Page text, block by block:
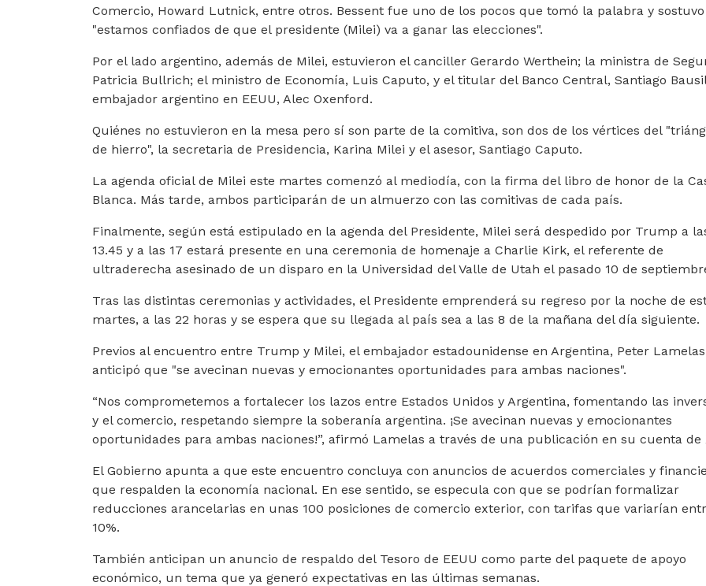
Comercio, Howard Lutnick, entre otros. Bessent fue uno de los pocos que tomó la palabra y
"estamos confiados de que el presidente (Milei) va a ganar las elecciones".
Por el lado argentino, además de Milei, estuvieron el canciller Gerardo Werthein; la ministra de
Patricia Bullrich; el ministro de Economía, Luis Caputo, y el titular del Banco Central, Santiago
embajador argentino en EEUU, Alec Oxenford.
Quiénes no estuvieron en la mesa pero sí son parte de la comitiva, son dos de los vértices del
de hierro", la secretaria de Presidencia, Karina Milei y el asesor, Santiago Caputo.
La agenda oficial de Milei este martes comenzó al mediodía, con la firma del libro de honor de la
Blanca. Más tarde, ambos participarán de un almuerzo con las comitivas de cada país.
Finalmente, según está estipulado en la agenda del Presidente, Milei será despedido por Trump a
13.45 y a las 17 estará presente en una ceremonia de homenaje a Charlie Kirk, el referente de
ultraderecha asesinado de un disparo en la Universidad del Valle de Utah el pasado 10 de
Tras las distintas ceremonias y actividades, el Presidente emprenderá su regreso por la noche de
martes, a las 22 horas y se espera que su llegada al país sea a las 8 de la mañana del día siguiente.
Previos al encuentro entre Trump y Milei, el embajador estadounidense en Argentina, Peter
anticipó que "se avecinan nuevas y emocionantes oportunidades para ambas naciones".
“Nos comprometemos a fortalecer los lazos entre Estados Unidos y Argentina, fomentando las
y el comercio, respetando siempre la soberanía argentina. ¡Se avecinan nuevas y emocionantes
oportunidades para ambas naciones!”, afirmó Lamelas a través de una publicación en su cuenta de
El Gobierno apunta a que este encuentro concluya con anuncios de acuerdos comerciales y
que respalden la economía nacional. En ese sentido, se especula con que se podrían formalizar
reducciones arancelarias en unas 100 posiciones de comercio exterior, con tarifas que variarían
10%.
También anticipan un anuncio de respaldo del Tesoro de EEUU como parte del paquete de apoyo
económico, un tema que ya generó expectativas en las últimas semanas.